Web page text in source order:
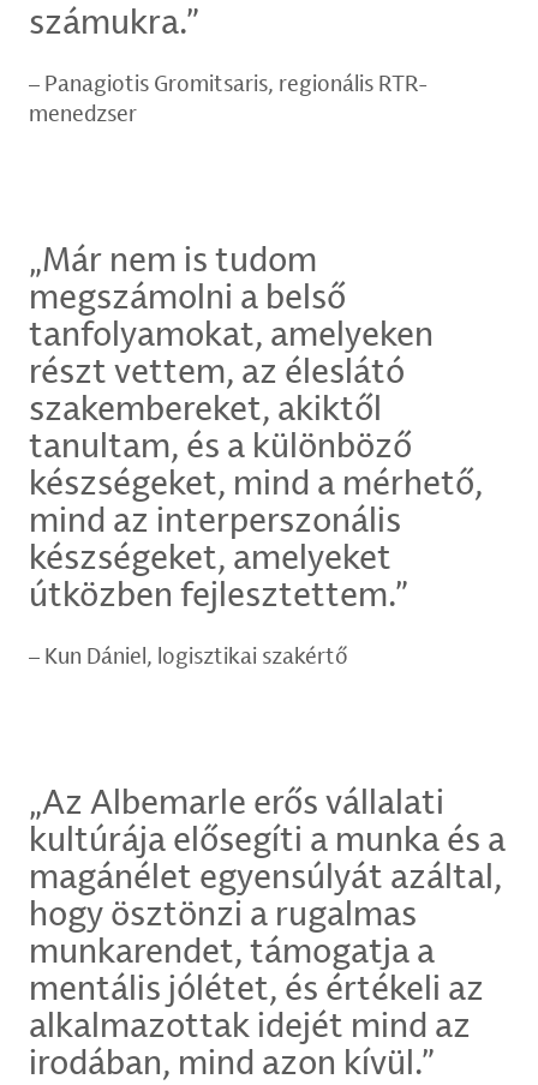
számukra.”
Panagiotis Gromitsaris, regionális RTR-
menedzser
„Már nem is tudom
megszámolni a belső
tanfolyamokat, amelyeken
részt vettem, az éleslátó
szakembereket, akiktől
tanultam, és a különböző
készségeket, mind a mérhető,
mind az interperszonális
készségeket, amelyeket
útközben fejlesztettem.”
Kun Dániel, logisztikai szakértő
„Az Albemarle erős vállalati
kultúrája elősegíti a munka és a
magánélet egyensúlyát azáltal,
hogy ösztönzi a rugalmas
munkarendet, támogatja a
mentális jólétet, és értékeli az
alkalmazottak idejét mind az
irodában, mind azon kívül.”